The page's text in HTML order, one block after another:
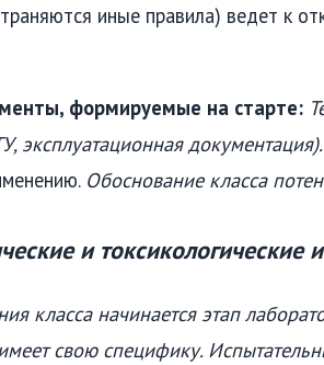
иные правила) ведет к
формируемые на старте:
эксплуатационная
Обоснование класса
и токсикологические
класса начинается этап
свою специфику.